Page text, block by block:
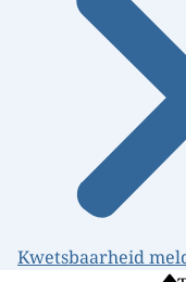
Kwetsbaarheid